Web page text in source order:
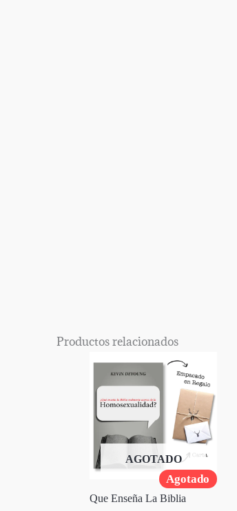
Productos relacionados
Agotado
AGOTADO
Que Enseña La Biblia